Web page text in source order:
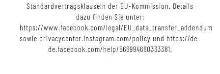
Standardvertragsklauseln der EU-Kommission. Details
dazu finden Sie unter:
https://www.facebook.com/legal/EU_data_transfer_addendum
sowie privacycenter.instagram.com/policy und https://de-
de.facebook.com/help/566994660333381.